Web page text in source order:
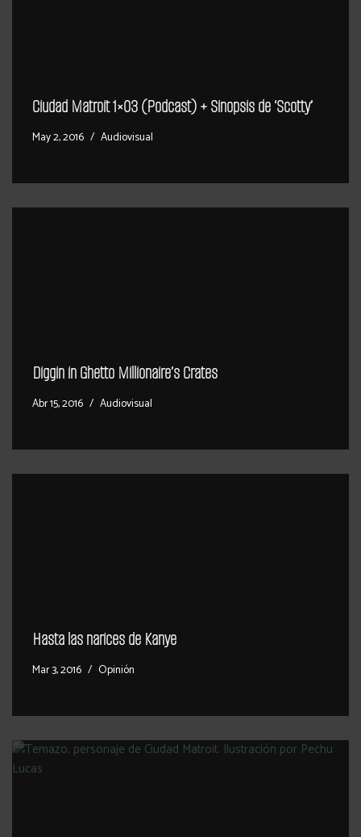
Ciudad Matroit 1×03 (Podcast) + Sinopsis de ‘Scotty’
May 2, 2016 Audiovisual
Diggin in Ghetto Millionaire’s Crates
Abr 15, 2016 Audiovisual
Hasta las narices de Kanye
Mar 3, 2016 Opinión